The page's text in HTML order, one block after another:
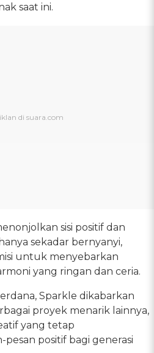
saat ini.
sisi positif dan
sekadar bernyanyi,
untuk menyebarkan
yang ringan dan ceria.
Sparkle dikabarkan
proyek menarik lainnya,
yang tetap
positif bagi generasi